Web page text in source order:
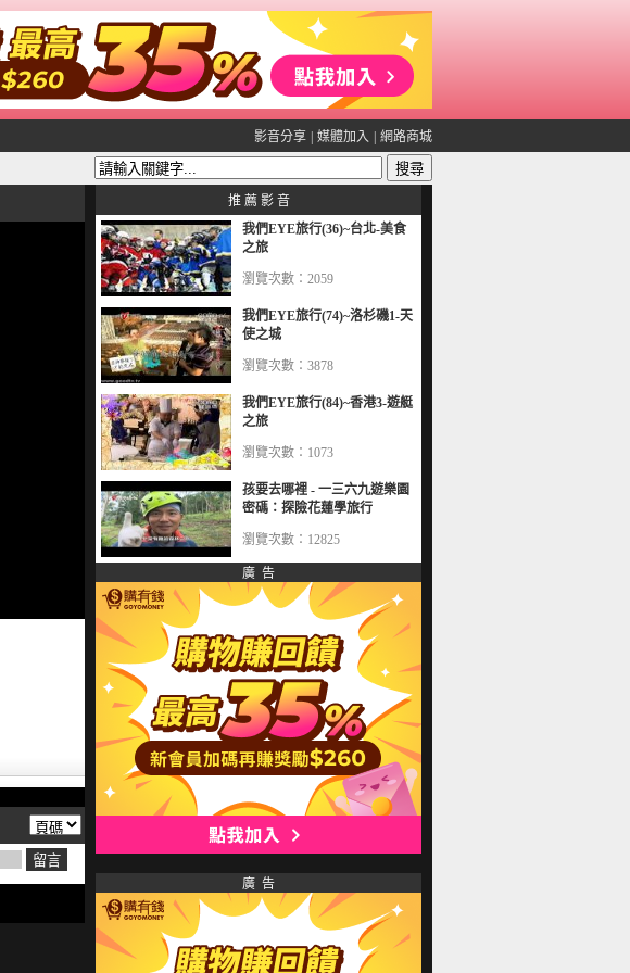
影音分享 媒體加入 網路商城
推 薦 影 音
我們EYE旅行(36)~台北-美食
之旅
瀏覽次數：2059
我們EYE旅行(74)~洛杉磯1-天
使之城
瀏覽次數：3878
我們EYE旅行(84)~香港3-遊艇
之旅
瀏覽次數：1073
孩要去哪裡 - 一三六九遊樂園
密碼：探險花蓮學旅行
瀏覽次數：12825
廣 告
廣 告